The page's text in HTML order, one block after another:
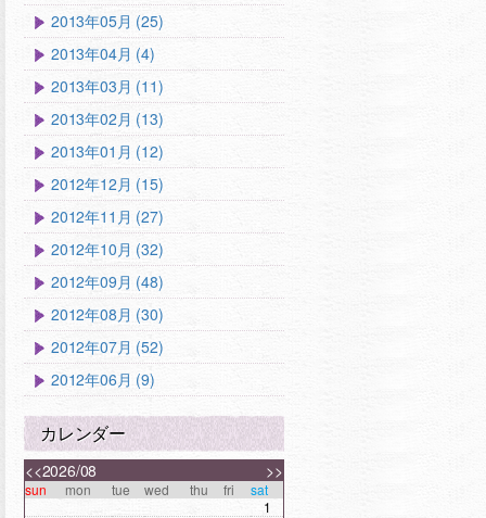
2013年05月 (25)
2013年04月 (4)
2013年03月 (11)
2013年02月 (13)
2013年01月 (12)
2012年12月 (15)
2012年11月 (27)
2012年10月 (32)
2012年09月 (48)
2012年08月 (30)
2012年07月 (52)
2012年06月 (9)
カレンダー
<< >>
2026/08
sun mon tue wed thu fri
sat
1